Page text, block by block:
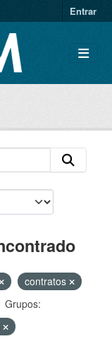
Entrar
contratos
Grupos: